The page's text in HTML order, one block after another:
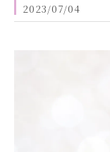
2023/07/04